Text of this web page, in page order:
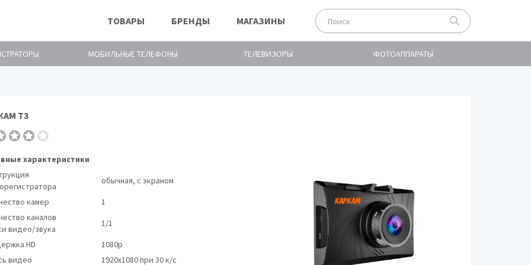
ТОВАРЫ БРЕНДЫ МАГАЗИНЫ
МОБИЛЬНЫЕ ТЕЛЕФОНЫ ТЕЛЕВИЗОРЫ ФОТОАППАРАТЫ
Т3
характеристики
обычная, с экраном
камер
1
каналов
видео/звука
1/1
HD
1080p
видео
1920x1080 при 30 к/с